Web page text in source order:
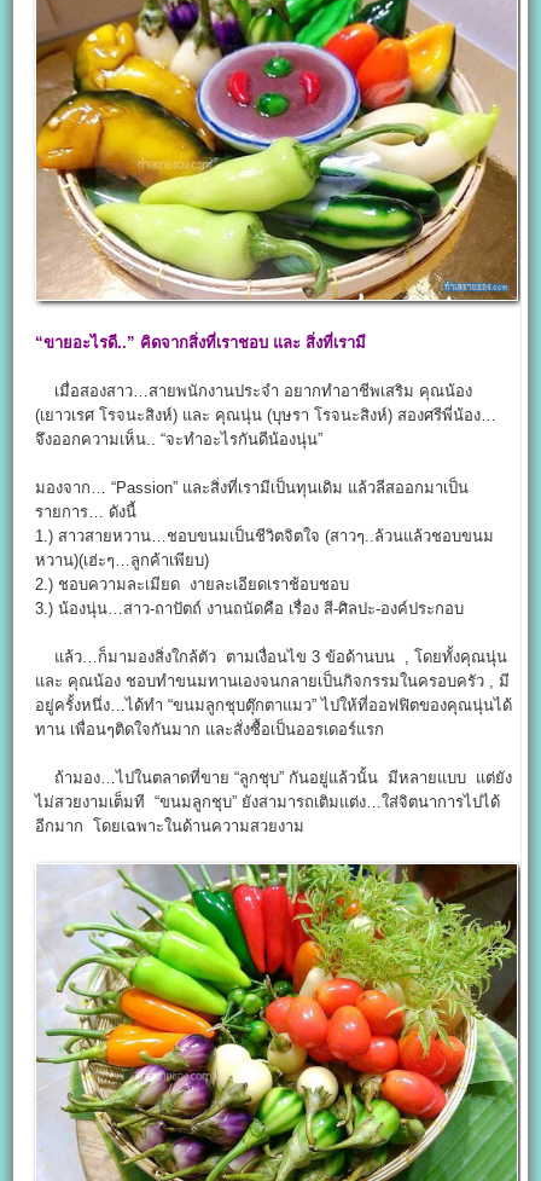
“ขายอะไรดี..” คิดจากสิ่งที่เราชอบ และ สิ่งที่เรามี
เมื่อสองสาว…สายพนักงานประจำ อยากทำอาชีพเสริม คุณน้อง
(เยาวเรศ โรจนะสิงห์) และ คุณนุ่น (บุษรา โรจนะสิงห์) สองศรีพี่น้อง…
จึงออกความเห็น.. “จะทำอะไรกันดีน้องนุ่น”
มองจาก… “Passion” และสิ่งที่เรามีเป็นทุนเดิม แล้วลีสออกมาเป็น
รายการ… ดังนี้
1.) สาวสายหวาน…ชอบขนมเป็นชีวิตจิตใจ (สาวๆ..ล้วนแล้วชอบขนม
หวาน)(เฮ่ะๆ…ลูกค้าเพียบ)
2.) ชอบความละเมียด งายละเอียดเราช้อบชอบ
3.) น้องนุ่น…สาว-ถาปัตถ์ งานถนัดคือ เรื่อง สี-ศิลปะ-องค์ประกอบ
แล้ว…ก็มามองสิ่งใกล้ตัว ตามเงื่อนไข 3 ข้อด้านบน , โดยทั้งคุณนุ่น
และ คุณน้อง ชอบทำขนมทานเองจนกลายเป็นกิจกรรมในครอบครัว , มี
อยู่ครั้งหนึ่ง…ได้ทำ “ขนมลูกชุบตุ๊กตาแมว” ไปให้ที่ออฟฟิตของคุณนุ่นได้
ทาน เพื่อนๆติดใจกันมาก และสั่งซื้อเป็นออรเดอร์แรก
ถ้ามอง…ไปในตลาดที่ขาย “ลูกชุบ” กันอยู่แล้วนั้น มีหลายแบบ แต่ยัง
ไม่สวยงามเต็มที “ขนมลูกชุบ” ยังสามารถเติมแต่ง…ใส่จิตนาการไปได้
อีกมาก โดยเฉพาะในด้านความสวยงาม